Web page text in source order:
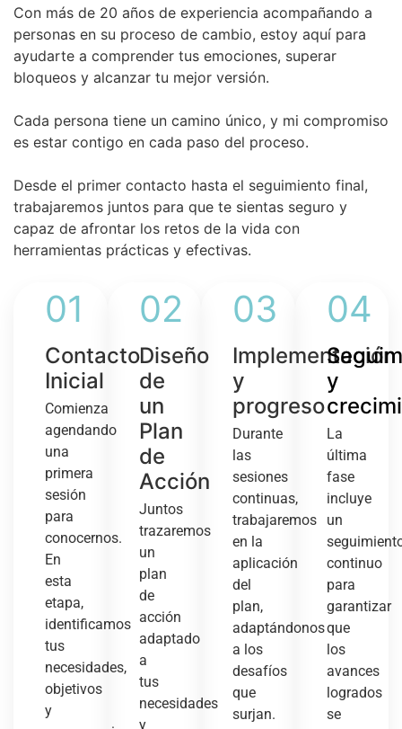
Con más de 20 años de experiencia acompañando a
personas en su proceso de cambio, estoy aquí para
ayudarte a comprender tus emociones, superar
bloqueos y alcanzar tu mejor versión.
Cada persona tiene un camino único, y mi compromiso
es estar contigo en cada paso del proceso.
Desde el primer contacto hasta el seguimiento final,
trabajaremos juntos para que te sientas seguro y
capaz de afrontar los retos de la vida con
herramientas prácticas y efectivas.
01
Contacto
Inicial
Comienza
agendando
una
primera
sesión
para
conocernos.
En
esta
etapa,
identificamos
tus
necesidades,
objetivos
y
02
Diseño
de
un
Plan
de
Acción
Juntos
trazaremos
un
plan
de
acción
adaptado
a
tus
necesidades
y
03
Implementación
y
progreso
Durante
las
sesiones
continuas,
trabajaremos
en la
aplicación
del
plan,
adaptándonos
a los
desafíos
que
surjan.
04
y
La
última
fase
incluye
un
continuo
para
garantizar
que
los
avances
logrados
se